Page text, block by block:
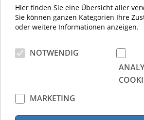
Mögliche
im
Hier finden Sie eine Übersicht aller
Sie können ganzen Kategorien Ihre
oder weitere Informationen anzeigen.
NOTWENDIG
MARKETING